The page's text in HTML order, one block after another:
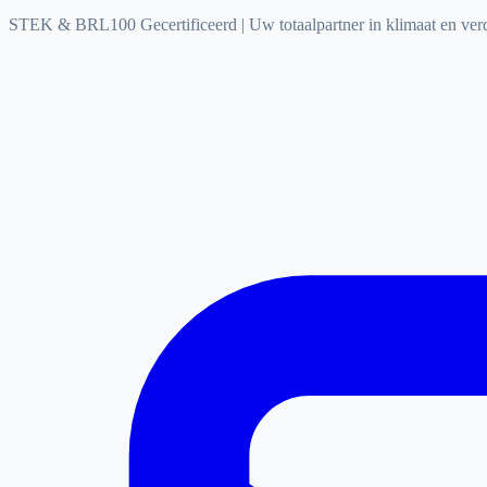
STEK & BRL100 Gecertificeerd | Uw totaalpartner in klimaat en